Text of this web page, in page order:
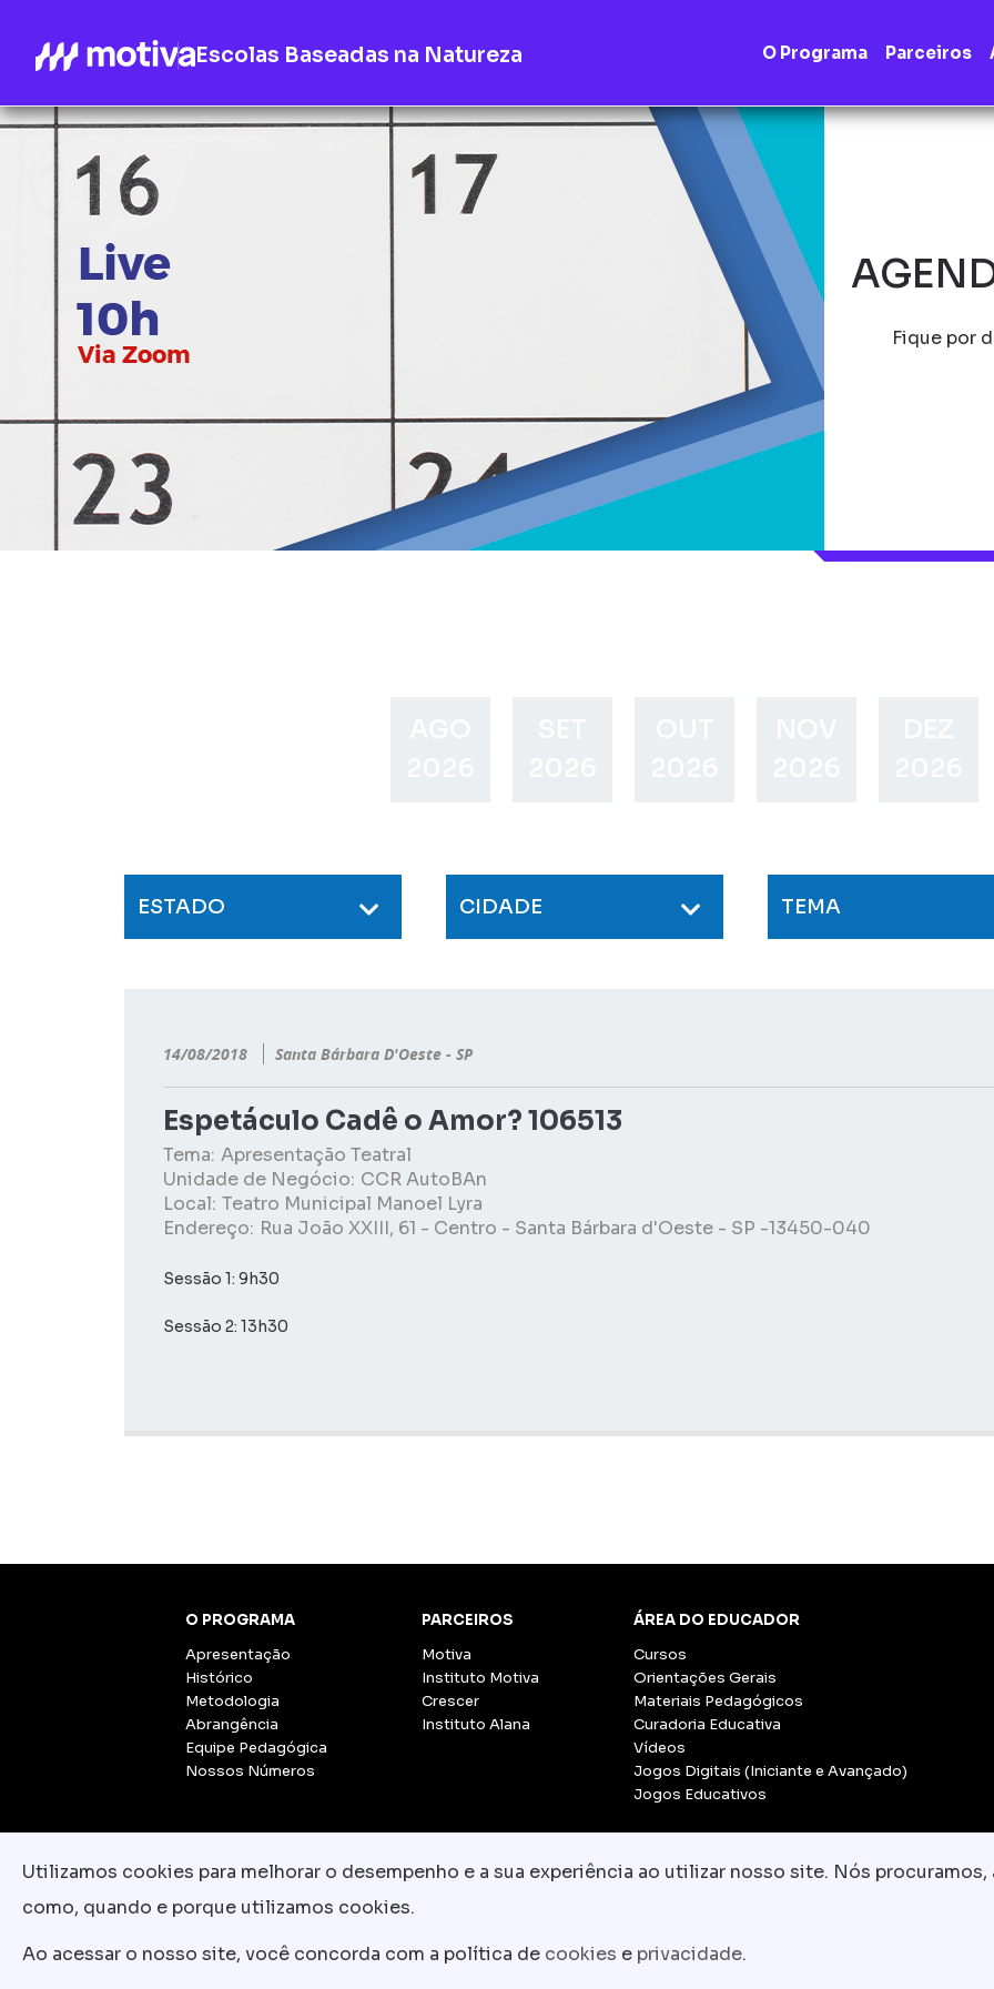
Escolas Baseadas na Natureza O Programa Parceiros
Fique por
ESTADO CIDADE TEMA
14/08/2018 Santa Bárbara D'Oeste - SP
Espetáculo Cadê o Amor? 106513
Tema: Apresentação Teatral
Unidade de Negócio: CCR AutoBAn
Local: Teatro Municipal Manoel Lyra
Endereço: Rua João XXIII, 61 - Centro - Santa Bárbara d'Oeste - SP -13450-040
Sessão 1: 9h30
Sessão 2: 13h30
O PROGRAMA
Apresentação
Histórico
Metodologia
Abrangência
Equipe Pedagógica
Nossos Números
PARCEIROS
Motiva
Instituto Motiva
Crescer
Instituto Alana
ÁREA DO EDUCADOR
Cursos
Orientações Gerais
Materiais Pedagógicos
Curadoria Educativa
Vídeos
Jogos Digitais (Iniciante e Avançado)
Jogos Educativos
Termos e Condições de Uso
Utilizamos cookies para melhorar o desempenho e a sua experiência ao utilizar nosso site. Nós
como, quando e porque utilizamos cookies.
Ao acessar o nosso site, você concorda com a política de cookies e privacidade.